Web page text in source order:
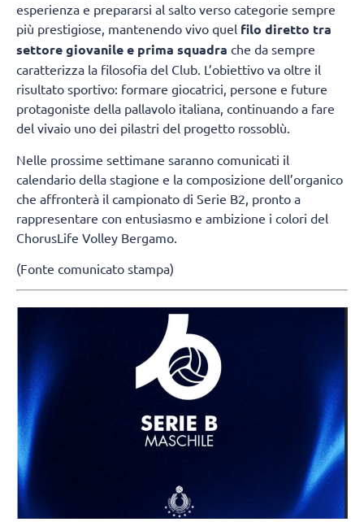
esperienza e prepararsi al salto verso categorie sempre
più prestigiose, mantenendo vivo quel filo diretto tra
settore giovanile e prima squadra che da sempre
caratterizza la filosofia del Club. L’obiettivo va oltre il
risultato sportivo: formare giocatrici, persone e future
protagoniste della pallavolo italiana, continuando a fare
del vivaio uno dei pilastri del progetto rossoblù.
Nelle prossime settimane saranno comunicati il
calendario della stagione e la composizione dell’organico
che affronterà il campionato di Serie B2, pronto a
rappresentare con entusiasmo e ambizione i colori del
ChorusLife Volley Bergamo.
(Fonte comunicato stampa)